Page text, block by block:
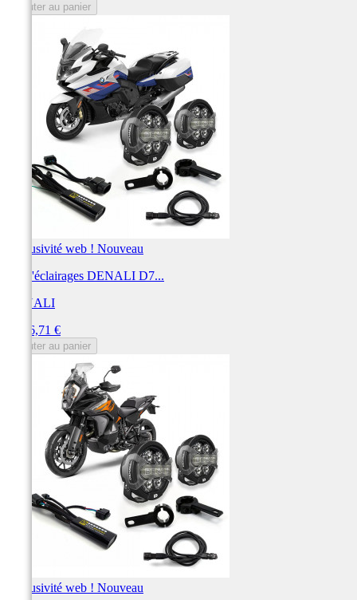
Ajouter au panier
Exclusivité web ! Nouveau
Kit d'éclairages DENALI D7...
DENALI
1 526,71 €
Ajouter au panier
Exclusivité web ! Nouveau